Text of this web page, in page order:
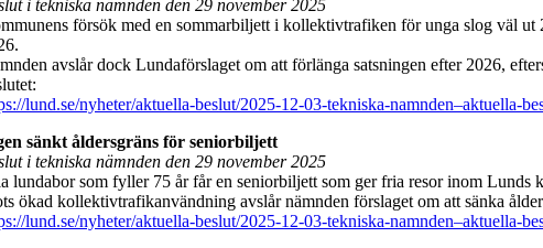
i tekniska nämnden den 29 november 2025
försök med en sommarbiljett i kollektivtrafiken för unga slog väl
avslår dock Lundaförslaget om att förlänga satsningen efter 2026,
lund.se/nyheter/aktuella-beslut/2025-12-03-tekniska-namnden–aktuella-
sänkt åldersgräns för seniorbiljett
i tekniska nämnden den 29 november 2025
lundabor som fyller 75 år får en seniorbiljett som ger fria resor inom Lunds
ökad kollektivtrafikanvändning avslår nämnden förslaget om att sänka
lund.se/nyheter/aktuella-beslut/2025-12-03-tekniska-namnden–aktuella-